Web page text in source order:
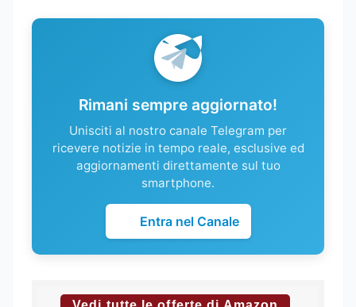
Rimani sempre aggiornato!
Unisciti al nostro canale Telegram per
ricevere notizie in tempo reale, esclusive ed
aggiornamenti direttamente sul tuo
smartphone.
Entra nel Canale